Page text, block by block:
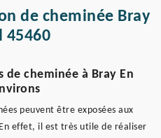
de cheminée Bray
45460
cheminée à Bray En
peuvent être exposées aux
effet, il est très utile de réaliser